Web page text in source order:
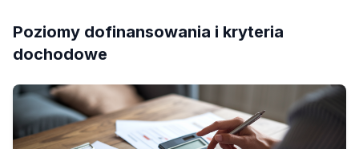
Poziomy dofinansowania i kryteria
dochodowe